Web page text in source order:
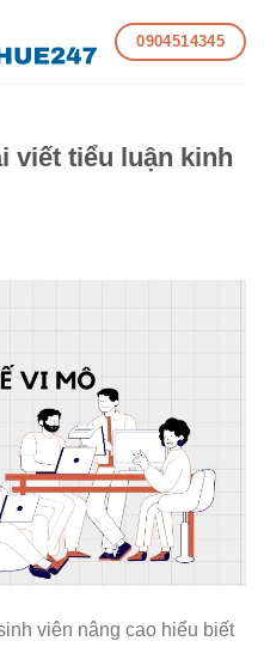
0904514345
viết tiểu luận kinh
viên nâng cao hiểu biết